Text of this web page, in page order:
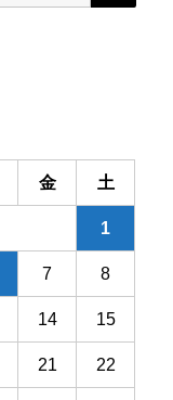
金 土
1
7 8
14 15
21 22